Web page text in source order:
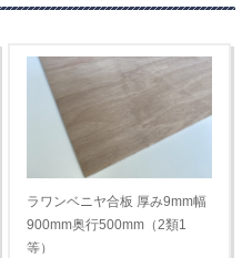
ラワンベニヤ合板 厚み9mm幅
900mm奥行500mm（2類1
等）